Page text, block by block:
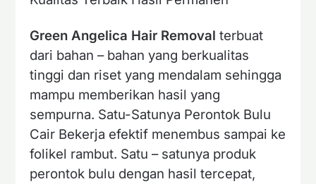
Green Angelica Hair Removalterbuat
dari bahan – bahan yang berkualitas
tinggi dan riset yang mendalam sehingga
mampu memberikan hasil yang
sempurna. Satu-Satunya Perontok Bulu
Cair Bekerja efektif menembus sampai ke
folikel rambut. Satu – satunya produk
perontok bulu dengan hasil tercepat,